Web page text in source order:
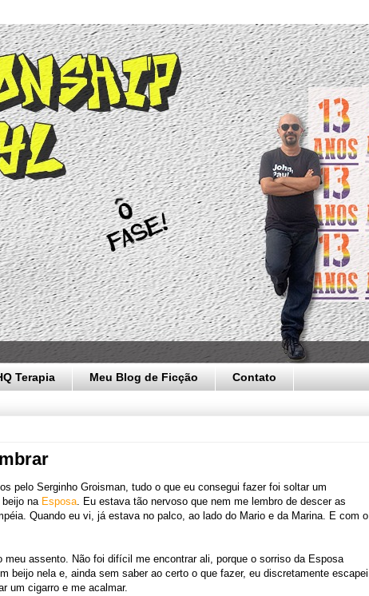
Terapia Meu Blog de Ficção Contato
pelo Serginho Groisman, tudo o que eu consegui fazer foi soltar um
beijo na Esposa . Eu estava tão nervoso que nem me lembro de descer as
Quando eu vi, já estava no palco, ao lado do Mario e da Marina. E com o
meu assento. Não foi difícil me encontrar ali, porque o sorriso da Esposa
beijo nela e, ainda sem saber ao certo o que fazer, eu discretamente escapei
um cigarro e me acalmar.